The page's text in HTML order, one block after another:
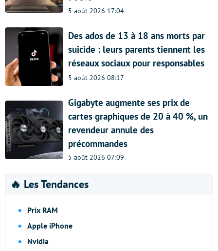
5 août 2026 17:04
Des ados de 13 à 18 ans morts par
suicide : leurs parents tiennent les
réseaux sociaux pour responsables
5 août 2026 08:17
Gigabyte augmente ses prix de
cartes graphiques de 20 à 40 %, un
revendeur annule des
précommandes
5 août 2026 07:09
🔥 Les Tendances
Prix RAM
Apple iPhone
Nvidia